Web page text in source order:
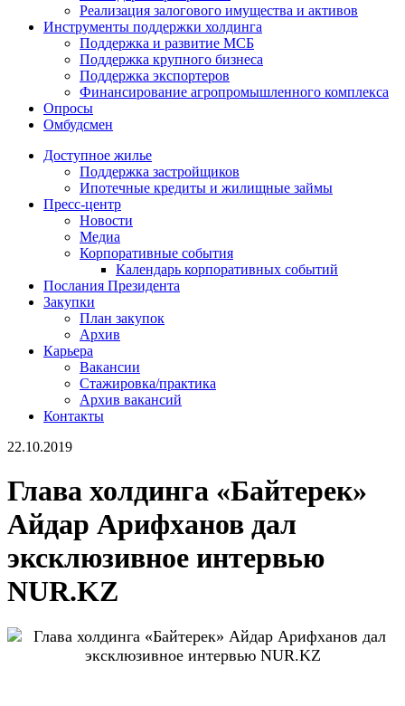
Реализация залогового имущества и активов
Инструменты поддержки холдинга
Поддержка и развитие МСБ
Поддержка крупного бизнеса
Поддержка экспортеров
Финансирование агропромышленного комплекса
Опросы
Омбудсмен
Доступное жилье
Поддержка застройщиков
Ипотечные кредиты и жилищные займы
Пресс-центр
Новости
Медиа
Корпоративные события
Календарь корпоративных событий
Послания Президента
Закупки
План закупок
Архив
Карьера
Вакансии
Стажировка/практика
Архив вакансий
Контакты
22.10.2019
Глава холдинга «Байтерек»
Айдар Арифханов дал
эксклюзивное интервью
NUR.KZ